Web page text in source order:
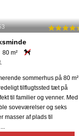
m²
sommerhus på 80 m²
tilflugtssted tæt på
til familier og venner. Med
soveværelser og seks
masser af plads til